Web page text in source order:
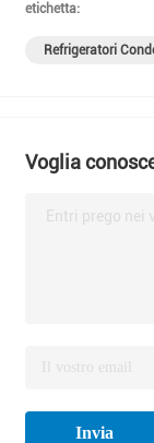
etichetta:
Refrigeratori
Voglia
Entri prego
Invia